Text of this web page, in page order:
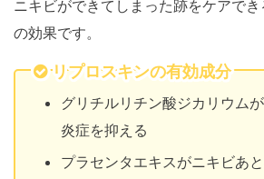
ニキビができてしまった跡をケアで
の効果です。
リプロスキンの有効成分
グリチルリチン酸ジカリウム
炎症を抑える
プラセンタエキスがニキビあ